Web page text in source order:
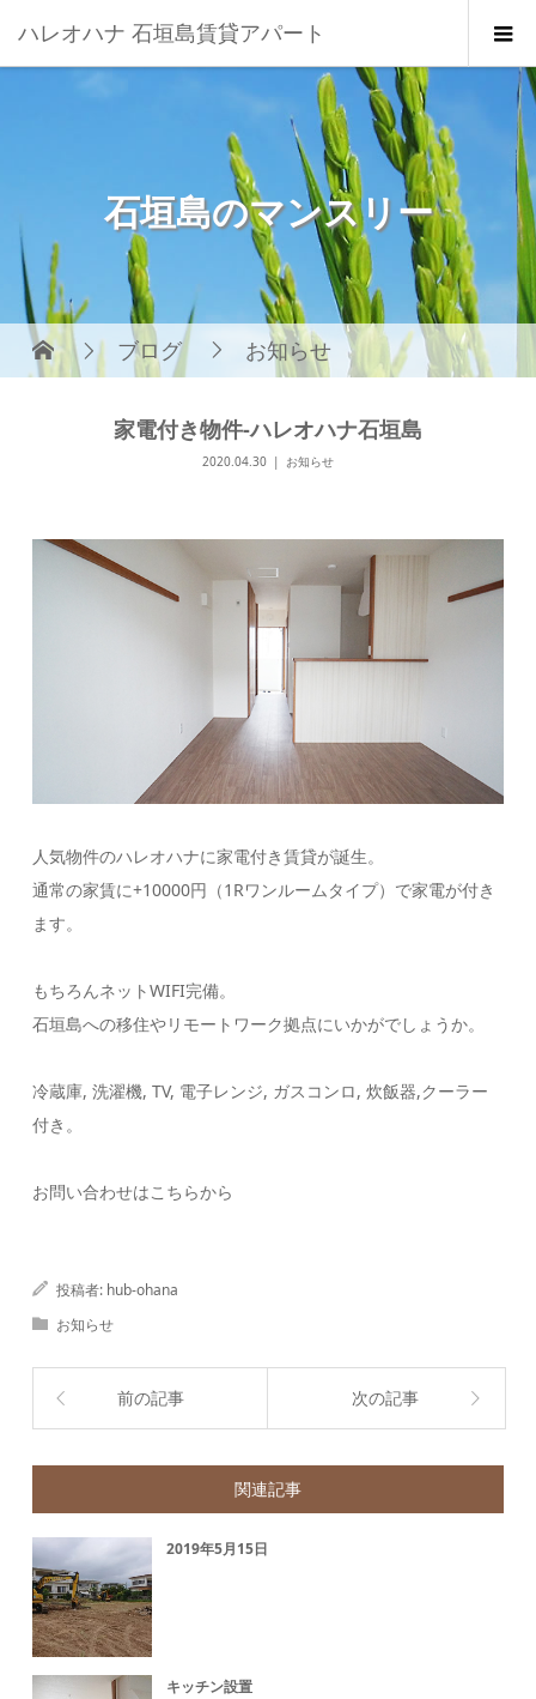
ハレオハナ 石垣島賃貸アパート
石垣島のマンスリー
ブログ お知らせ
家電付き物件-ハレオハナ石垣島
2020.04.30 お知らせ
人気物件のハレオハナに家電付き賃貸が誕生。
通常の家賃に+10000円（1Rワンルームタイプ）で家電が付き
ます。
もちろんネットWIFI完備。
石垣島への移住やリモートワーク拠点にいかがでしょうか。
冷蔵庫, 洗濯機, TV, 電子レンジ, ガスコンロ, 炊飯器,クーラー
付き。
お問い合わせはこちらから
投稿者: hub-ohana
お知らせ
前の記事 次の記事
関連記事
2019年5月15日
キッチン設置